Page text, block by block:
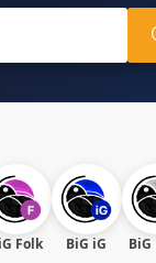
Folk BiG iG BiG